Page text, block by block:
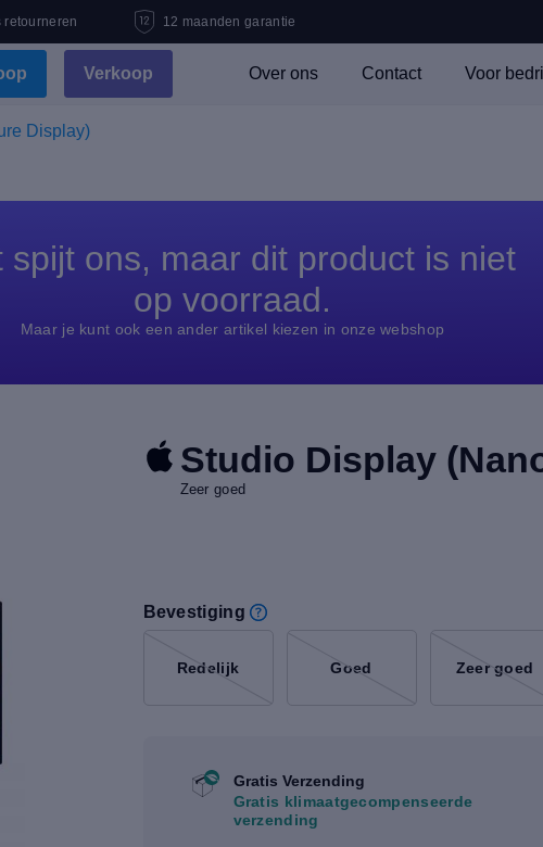
retourneren 12 maanden garantie
Verkoop Over ons Contact Voor
Display)
spijt ons, maar dit product is niet
op voorraad.
Maar je kunt ook een ander artikel kiezen in onze webshop
Studio Display
Zeer goed
Bevestiging
Redelijk Goed Zeer goed
Gratis Verzending
Gratis klimaatgecompenseerde
verzending